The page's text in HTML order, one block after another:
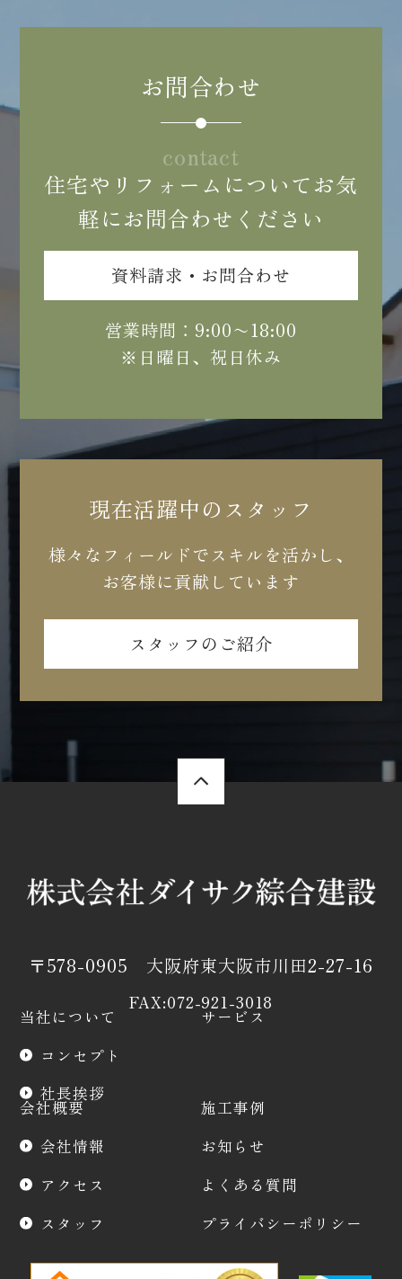
お問合わせ
contact
住宅やリフォームについてお気
軽にお問合わせください
資料請求・お問合わせ
営業時間：9:00〜18:00
※日曜日、祝日休み
現在活躍中のスタッフ
様々なフィールドでスキルを活かし、
お客様に貢献しています
スタッフのご紹介
〒578-0905 大阪府東大阪市川田2-27-16
FAX:072-921-3018
当社について
コンセプト
社長挨拶
サービス
会社概要
会社情報
アクセス
スタッフ
施工事例
お知らせ
よくある質問
プライバシーポリシー